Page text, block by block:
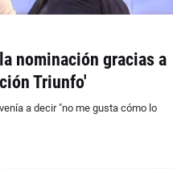
nominación gracias a
Triunfo'
a decir "no me gusta cómo lo